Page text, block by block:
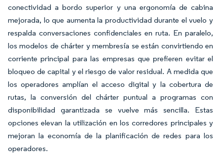
conectividad a bordo superior y una ergonomía de cabina
mejorada, lo que aumenta la productividad durante el vuelo y
respalda conversaciones confidenciales en ruta. En paralelo,
los modelos de chárter y membresía se están convirtiendo en
corriente principal para las empresas que prefieren evitar el
bloqueo de capital y el riesgo de valor residual. A medida que
los operadores amplían el acceso digital y la cobertura de
rutas, la conversión del chárter puntual a programas con
disponibilidad garantizada se vuelve más sencilla. Estas
opciones elevan la utilización en los corredores principales y
mejoran la economía de la planificación de redes para los
operadores.